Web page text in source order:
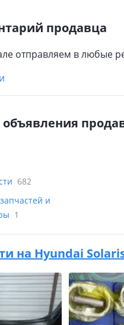
продавца
отправляем в любые
682
и
1
на Hyundai